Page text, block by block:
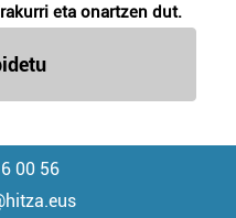
eta onartzen dut.
00 56